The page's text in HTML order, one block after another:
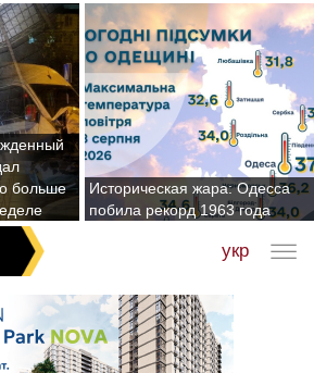
больше
Историческая жара: Одесса
побила рекорд 1963 года
укр